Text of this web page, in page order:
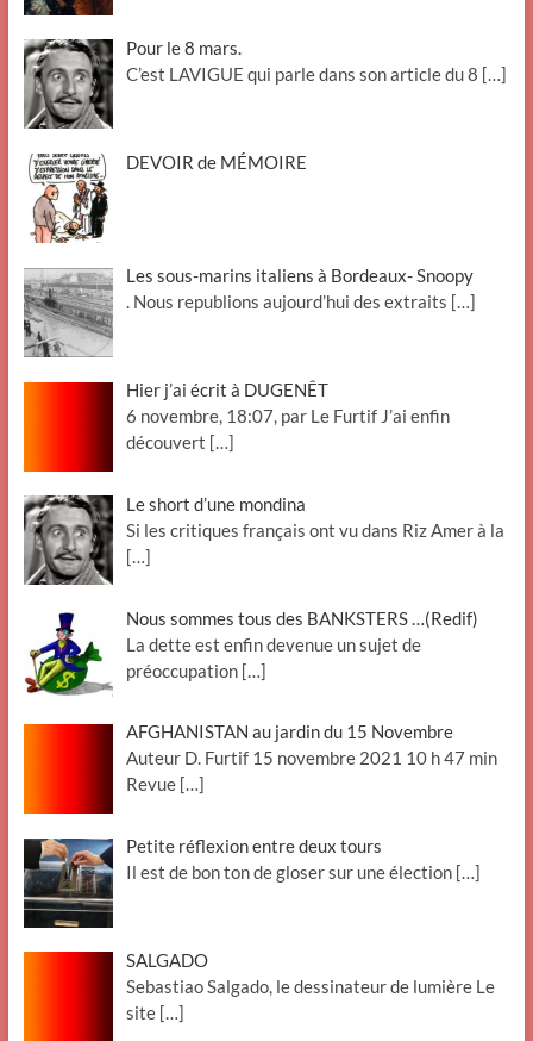
Pour le 8 mars.
C’est LAVIGUE qui parle dans son article du 8 […]
DEVOIR de MÉMOIRE
Les sous-marins italiens à Bordeaux- Snoopy
. Nous republions aujourd’hui des extraits […]
Hier j’ai écrit à DUGENÊT
6 novembre, 18:07, par Le Furtif J’ai enfin
découvert […]
Le short d’une mondina
Si les critiques français ont vu dans Riz Amer à la
[…]
Nous sommes tous des BANKSTERS …(Redif)
La dette est enfin devenue un sujet de
préoccupation […]
AFGHANISTAN au jardin du 15 Novembre
Auteur D. Furtif 15 novembre 2021 10 h 47 min
Revue […]
Petite réflexion entre deux tours
Il est de bon ton de gloser sur une élection […]
SALGADO
Sebastiao Salgado, le dessinateur de lumière Le
site […]